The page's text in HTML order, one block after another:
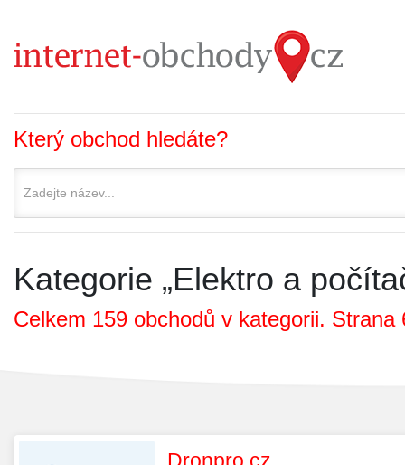
Který obchod hledáte?
Kategorie „Elektro a
Celkem 159 obchodů v kategorii. Strana